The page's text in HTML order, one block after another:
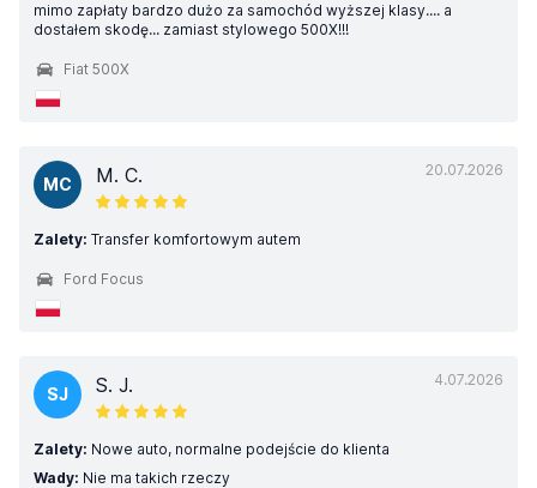
mimo zapłaty bardzo dużo za samochód wyższej klasy.... a
dostałem skodę... zamiast stylowego 500X!!!
Fiat 500X
20.07.2026
MC M. C.
Zalety: Transfer komfortowym autem
Ford Focus
4.07.2026
SJ S. J.
Zalety: Nowe auto, normalne podejście do klienta
Wady: Nie ma takich rzeczy